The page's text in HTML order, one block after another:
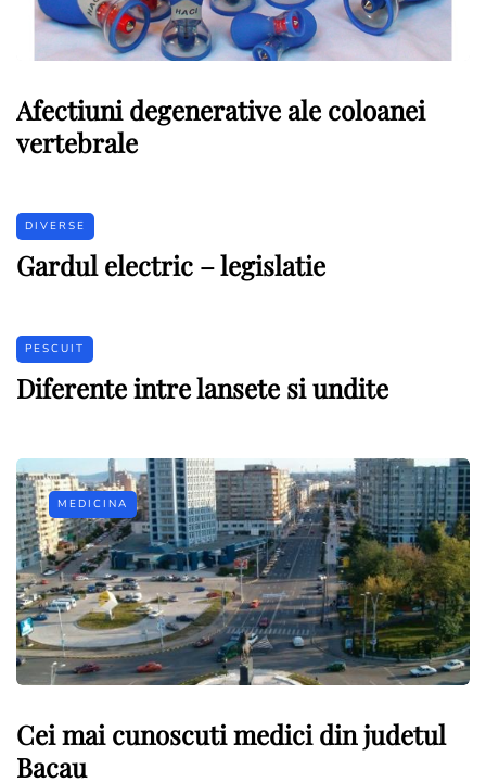
Afectiuni degenerative ale coloanei
vertebrale
DIVERSE
Gardul electric – legislatie
PESCUIT
Diferente intre lansete si undite
MEDICINA
Cei mai cunoscuti medici din judetul
Bacau